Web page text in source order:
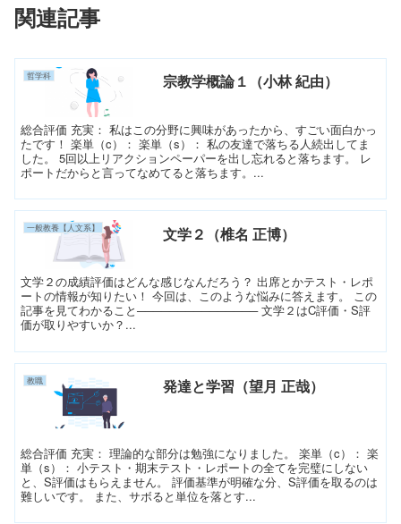
関連記事
哲学科 宗教学概論１（小林 紀由）
総合評価 充実： 私はこの分野に興味があったから、すごい面白かっ
たです！ 楽単（c）： 楽単（s）： 私の友達で落ちる人続出してま
した。 5回以上リアクションペーパーを出し忘れると落ちます。 レ
ポートだからと言ってなめてると落ちます。...
一般教養【人文系】 文学２（椎名 正博）
文学２の成績評価はどんな感じなんだろう？ 出席とかテスト・レポ
ートの情報が知りたい！ 今回は、このような悩みに答えます。 この
記事を見てわかること─────────────── 文学２はC評価・S評
価が取りやすいか？...
教職 発達と学習（望月 正哉）
総合評価 充実： 理論的な部分は勉強になりました。 楽単（c）： 楽
単（s）： 小テスト・期末テスト・レポートの全てを完璧にしない
と、S評価はもらえません。 評価基準が明確な分、S評価を取るのは
難しいです。 また、サボると単位を落とす...